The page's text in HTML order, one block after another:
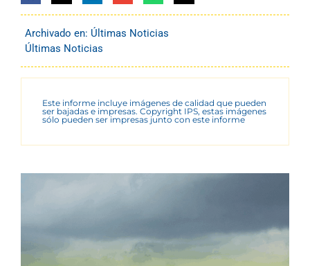
Archivado en: Últimas Noticias
Últimas Noticias
Este informe incluye imágenes de calidad que pueden
ser bajadas e impresas. Copyright IPS, estas imágenes
sólo pueden ser impresas junto con este informe